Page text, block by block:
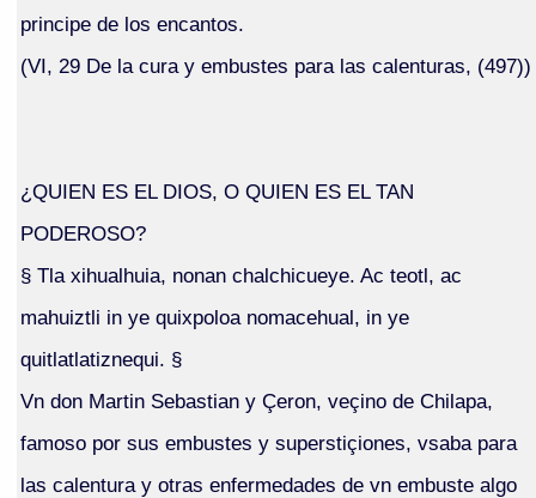
principe de los encantos.
(VI, 29 De la cura y embustes para las calenturas, (497))
¿QUIEN ES EL DIOS, O QUIEN ES EL TAN
PODEROSO?
§ Tla xihualhuia, nonan chalchicueye. Ac teotl, ac
mahuiztli in ye quixpoloa nomacehual, in ye
quitlatlatiznequi. §
Vn don Martin Sebastian y Çeron, veçino de Chilapa,
famoso por sus embustes y superstiçiones, vsaba para
las calentura y otras enfermedades de vn embuste algo